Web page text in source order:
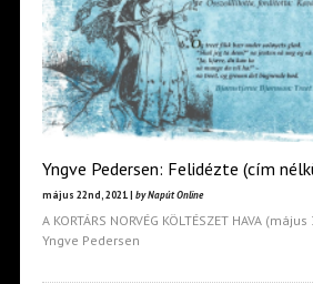
Yngve Pedersen: Felidézte (cím
május 22nd, 2021 | by Napút Online
A KORTÁRS NORVÉG KÖLTÉSZET HAVA
Yngve Pedersen